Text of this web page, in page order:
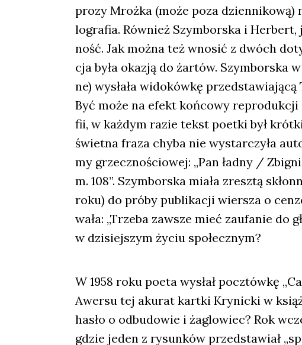
pro­zy Mroż­ka (może poza
lo­gra­fia. Rów­nież Szym­bor­ska i
ność. Jak moż­na też wno­sić z dwóch
cja była oka­zją do żar­tów. Szym­bor­ska
ne) wysła­ła wido­ków­kę
Być może na efekt koń­co­wy
fii, w każ­dym razie tekst poet­ki był
świet­na fra­za chy­ba nie wystar­czy­ła
my grzecz­no­ścio­wej: „Pan ład­ny /
m. 108”. Szym­bor­ska mia­ła zresz­tą
roku) do pró­by publi­ka­cji wier­sza o
wa­ła: „Trze­ba zawsze mieć zaufa­nie do
w dzi­siej­szym życiu spo­łecz­nym?
W 1958 roku poeta wysłał pocz­tów­kę
Awer­su tej aku­rat kart­ki Kry­nic­ki w
hasło o odbu­do­wie i żaglo­wiec? Rok
gdzie jeden z rysun­ków przed­sta­wiał